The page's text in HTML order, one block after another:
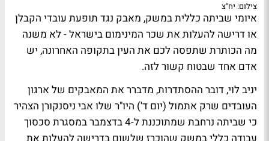
צילום: יח"צ
איומי שביתה כללית במשק, מאבק נגד תופעת עובדי הקבלן
או דרישה להעלות את שכר המינימום בישראל - לא משנה
מה הכותרת שתפסה לכם את העין בתקופה האחרונה, יש
אדם אחד שבטוח קשור לזה.
יניב לוי, דובר ההסתדרות, מדברר את המאבקים של ארגון
העובדים שרק אתמול (יום ד') היו"ר שלו אבי ניסנקורן הצהיר
כי שביתה נרחבת שמתוכננת ל-4 בדצמבר במסגרת סכסוך